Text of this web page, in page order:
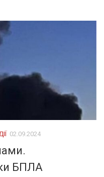
02.09.2024
БПЛА